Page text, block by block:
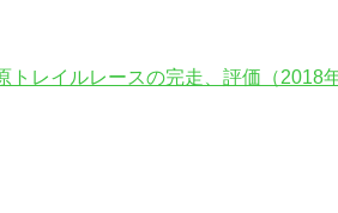
トレイルレースの完走、評価（2018